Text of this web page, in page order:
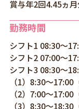
賞与年2回4.45ヵ
勤務時間
シフト1 08:30～
シフト2 07:00～
シフト3 08:30～
（1）8:30～17:00
（2）7:00～17:00
（3）8:30～18:30